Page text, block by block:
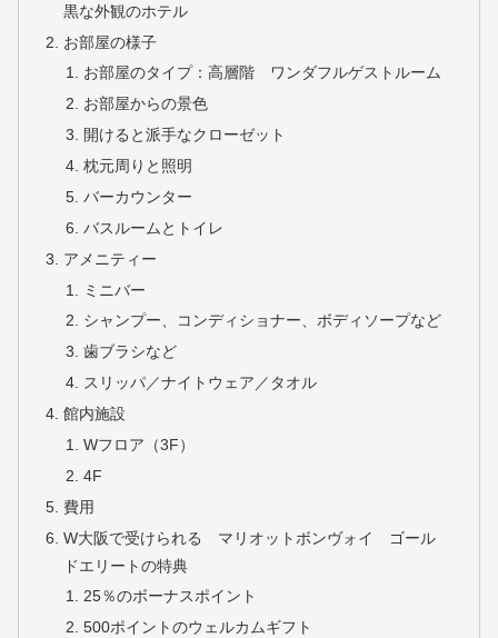
黒な外観のホテル
お部屋の様子
お部屋のタイプ：高層階 ワンダフルゲストルーム
お部屋からの景色
開けると派手なクローゼット
枕元周りと照明
バーカウンター
バスルームとトイレ
アメニティー
ミニバー
シャンプー、コンディショナー、ボディソープなど
歯ブラシなど
スリッパ／ナイトウェア／タオル
館内施設
Wフロア（3F）
4F
費用
W大阪で受けられる マリオットボンヴォイ ゴール
ドエリートの特典
25％のボーナスポイント
500ポイントのウェルカムギフト